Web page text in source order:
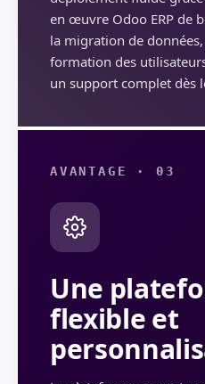
en œuvre Odoo ERP de
la migration de
formation des
un support complet dès
AVANTAGE · 03
Une
flexible et